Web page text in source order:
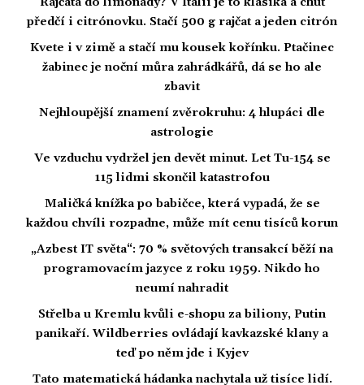
předčí i citrónovku. Stačí 500 g rajčat a jeden citrón
Kvete i v zimě a stačí mu kousek kořínku. Ptačinec
žabinec je noční můra zahrádkářů, dá se ho ale
zbavit
Nejhloupější znamení zvěrokruhu: 4 hlupáci dle
astrologie
Ve vzduchu vydržel jen devět minut. Let Tu-154 se
115 lidmi skončil katastrofou
Maličká knížka po babičce, která vypadá, že se
každou chvíli rozpadne, může mít cenu tisíců korun
„Azbest IT světa“: 70 % světových transakcí běží na
programovacím jazyce z roku 1959. Nikdo ho
neumí nahradit
Střelba u Kremlu kvůli e-shopu za biliony, Putin
panikaří. Wildberries ovládají kavkazské klany a
teď po něm jde i Kyjev
Tato matematická hádanka nachytala už tisíce lidí.